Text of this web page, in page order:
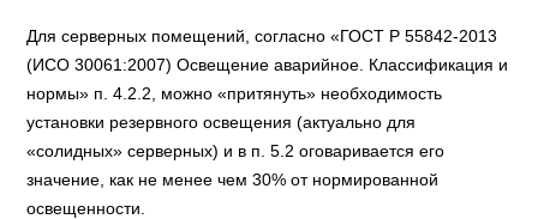
Для серверных помещений, согласно «ГОСТ Р 55842-2013
(ИСО 30061:2007) Освещение аварийное. Классификация и
нормы» п. 4.2.2, можно «притянуть» необходимость
установки резервного освещения (актуально для
«солидных» серверных) и в п. 5.2 оговаривается его
значение, как не менее чем 30% от нормированной
освещенности.